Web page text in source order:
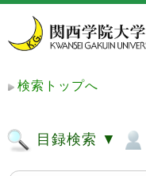
検索トップへ
目録検索 ▼